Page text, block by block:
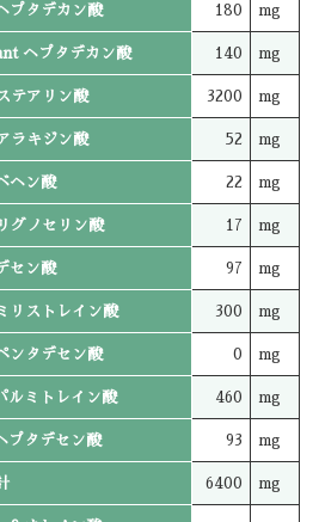
プタデカン酸 180 mg
ヘプタデカン酸 140 mg
テアリン酸 3200 mg
ラキジン酸 52 mg
ヘン酸 22 mg
グノセリン酸 17 mg
セン酸 97 mg
リストレイン酸 300 mg
ンタデセン酸 0 mg
ルミトレイン酸 460 mg
プタデセン酸 93 mg
6400 mg